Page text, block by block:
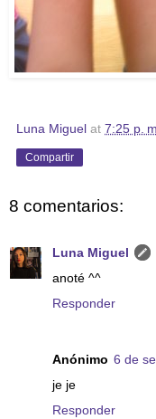
Luna Miguel at 7:25 p. m.
Compartir
8 comentarios:
Luna Miguel
anoté ^^
Responder
Anónimo 6 de
je je
Responder